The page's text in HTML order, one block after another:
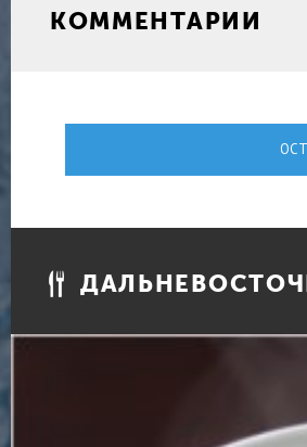
КОММЕНТАРИИ